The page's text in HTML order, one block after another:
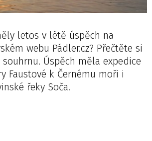
letos v létě úspěch na
webu Pádler.cz? Přečtěte si
Úspěch měla expedice
Faustové k Černému moři i
řeky Soča.